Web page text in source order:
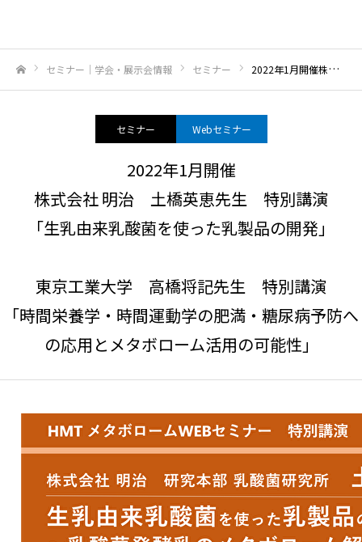
セミナー｜学会・展示会情報 セミナー 2022年1月開催株式会社 明治 土橋英恵先生 特別講演「生乳由来乳酸菌を使った乳製品の開発」東京工業大学 高橋将記先生 特別講演「時間栄養学・時間運動学の肥満・糖尿病予防への応用とメタボローム活用の可能性」
セミナー Webセミナー
2022年1月開催
株式会社 明治 土橋英恵先生 特別講演
「生乳由来乳酸菌を使った乳製品の開発」
東京工業大学 高橋将記先生 特別講演
「時間栄養学・時間運動学の肥満・糖尿病予防へ
の応用とメタボローム活用の可能性」